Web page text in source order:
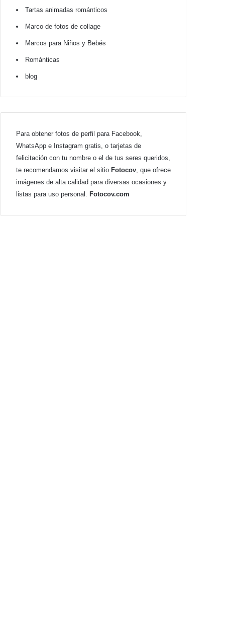
Tartas animadas románticos
Marco de fotos de collage
Marcos para Niños y Bebés
Románticas
blog
Para obtener fotos de perfil para Facebook,
WhatsApp e Instagram gratis, o tarjetas de
felicitación con tu nombre o el de tus seres queridos,
te recomendamos visitar el sitio Fotocov, que ofrece
imágenes de alta calidad para diversas ocasiones y
listas para uso personal. Fotocov.com